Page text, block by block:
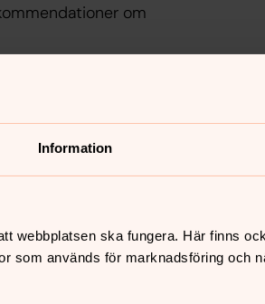
Information
webbplatsen ska fungera. Här finns
som används för marknadsföring och
om
av dem vi
och djur.
som spås
Visby och
av befintliga
av
och bilagor